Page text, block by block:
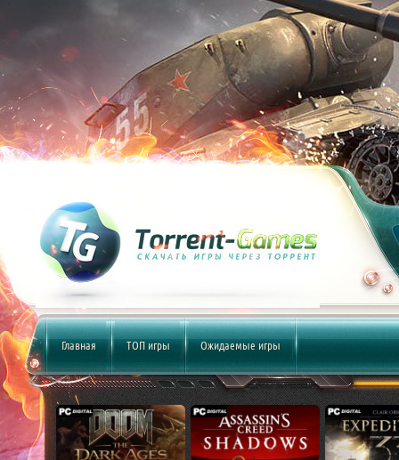
Главная ТОП игры Ожидаемые игры